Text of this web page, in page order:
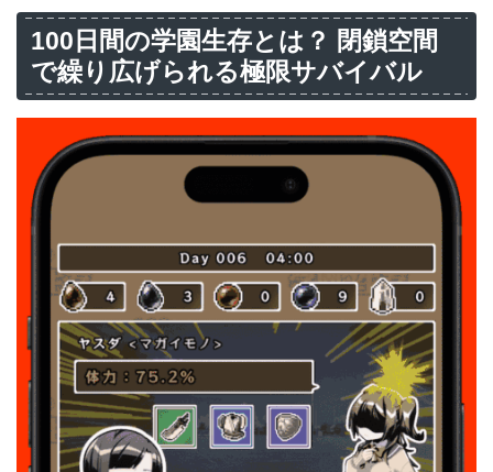
100日間の学園生存とは？ 閉鎖空間
で繰り広げられる極限サバイバル